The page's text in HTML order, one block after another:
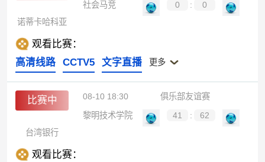
社会马竞
0 :
0
诺蒂卡哈科亚
观看比赛：
高清线路
CCTV5 文字直播 更多
比赛中 08-10 18:30
俱乐部友谊赛
黎明技术学院
41 :
62
台湾银行
观看比赛：